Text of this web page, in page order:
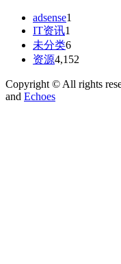
adsense1
IT资讯1
未分类6
资源4,152
Copyright © All rights
and Echoes